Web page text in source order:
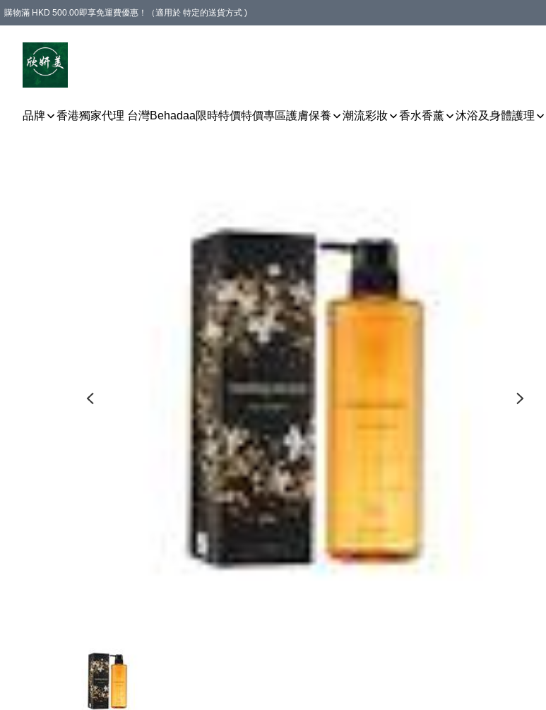
購物滿 HKD 500.00即享免運費優惠！（適用於 特定的送貨方式 )
品牌 香港獨家代理 台灣Behadaa限時特價特價專區護膚保養 潮流彩妝 香水香薰 沐浴及身體護理